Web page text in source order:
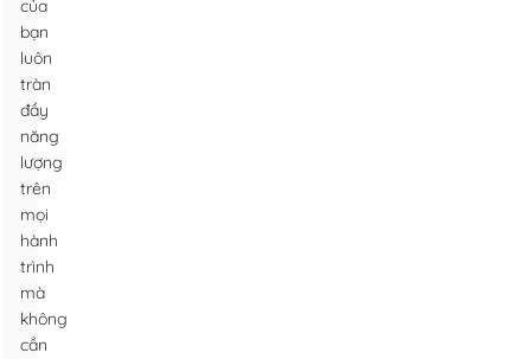
của
bạn
luôn
tràn
đầy
năng
lượng
trên
mọi
hành
trình
mà
không
cần